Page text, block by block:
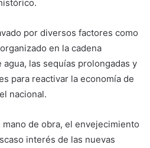
por diversos factores como
en la cadena
las sequías prolongadas y
para reactivar la economía de
nacional.
de obra, el envejecimiento
interés de las nuevas